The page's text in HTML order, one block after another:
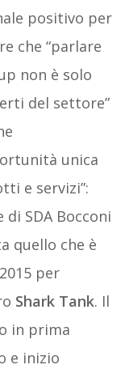
positivo per
che “parlare
non è solo
del settore”
unica
e servizi”:
di SDA Bocconi
quello che è
per
Shark Tank. Il
in prima
e inizio